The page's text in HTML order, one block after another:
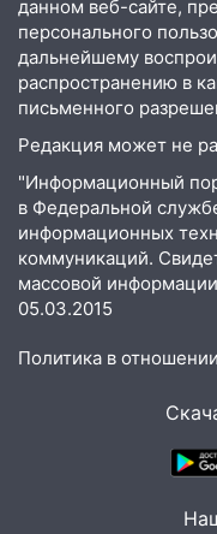
знакомого 191
13:14 Ураган
проспекте
13:12
Дерево
Новгородской
на электрощит
13:10 В
упало во дворе
13:08 Ураган
затопленные
после ливня
данном веб-сайте,
персонального
дальнейшему
распространению в
письменного
Редакция может не
"Информационный
в Федеральной
информационных
коммуникаций.
массовой
05.03.2015
Политика в